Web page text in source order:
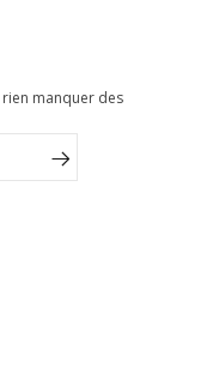
manquer des